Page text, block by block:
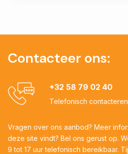
Contacteer ons:
+32 58 79 02 40
Telefonisch contacteren
Vragen over ons aanbod? Meer
deze site vindt? Bel ons gerust op.
9 tot 17 uur telefonisch bereikbaar.